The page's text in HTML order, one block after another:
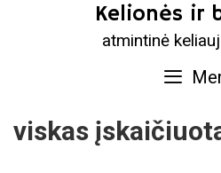
Kelionės ir
atmintinė
viskas